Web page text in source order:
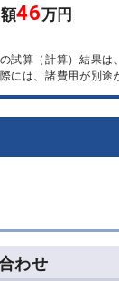
46万円
試算（計算）結果は
には、諸費用が別途
わせ